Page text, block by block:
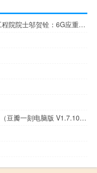
曾称5G与4G还未拉开差距！中国工程院院士邬贺铨：6G应重视生态
豆瓣一刻电脑版 V1.7.10 免费PC版（豆瓣一刻电脑版 V1.7.10 免费PC版功能简介）